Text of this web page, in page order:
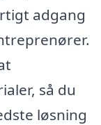
adgang
så du
løsning